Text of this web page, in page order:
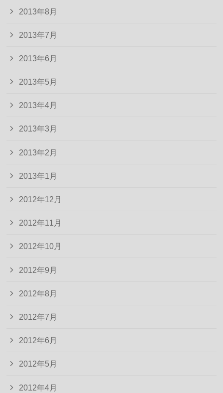
2013年8月
2013年7月
2013年6月
2013年5月
2013年4月
2013年3月
2013年2月
2013年1月
2012年12月
2012年11月
2012年10月
2012年9月
2012年8月
2012年7月
2012年6月
2012年5月
2012年4月